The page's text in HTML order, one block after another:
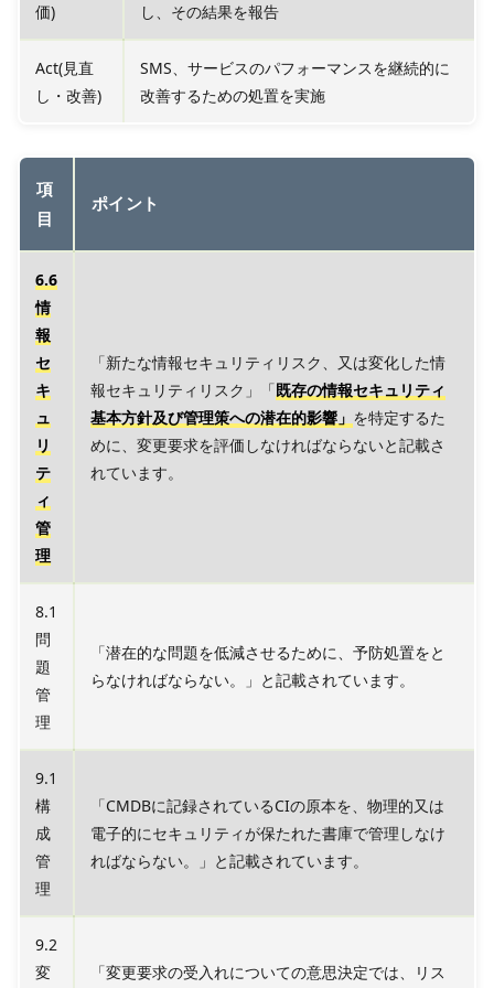
価)
し、その結果を報告
Act(見直
し・改善)
SMS、サービスのパフォーマンスを継続的に
改善するための処置を実施
項
目
ポイント
6.6
情
報
セ
キ
ュ
リ
テ
ィ
管
理
「新たな情報セキュリティリスク、又は変化した情
報セキュリティリスク」「既存の情報セキュリティ
基本方針及び管理策への潜在的影響」 を特定するた
めに、変更要求を評価しなければならないと記載さ
れています。
8.1
問
題
管
理
「潜在的な問題を低減させるために、予防処置をと
らなければならない。」と記載されています。
9.1
構
成
管
理
「CMDBに記録されているCIの原本を、物理的又は
電子的にセキュリティが保たれた書庫で管理しなけ
ればならない。」と記載されています。
9.2
変
「変更要求の受入れについての意思決定では、リス